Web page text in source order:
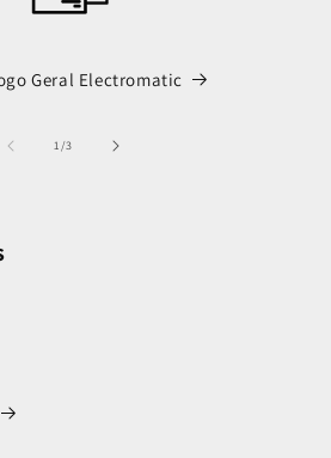
Geral Electromatic
1/de
3